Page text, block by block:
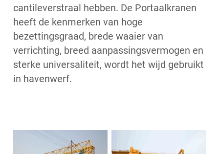
cantileverstraal hebben. De Portaalkranen
heeft de kenmerken van hoge
bezettingsgraad, brede waaier van
verrichting, breed aanpassingsvermogen en
sterke universaliteit, wordt het wijd gebruikt
in havenwerf.